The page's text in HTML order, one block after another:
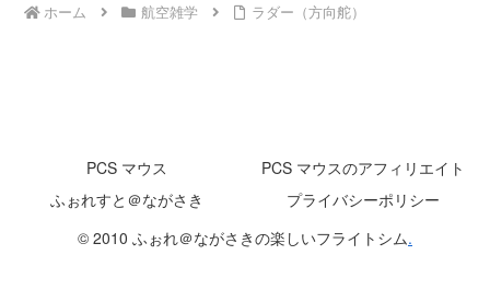
ホーム 航空雑学 ラダー（方向舵）
PCS マウス
PCS マウスのアフィリエイト
ふぉれすと＠ながさき
プライバシーポリシー
© 2010 ふぉれ＠ながさきの楽しいフライトシム.